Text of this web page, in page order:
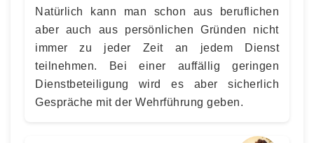
Natürlich kann man schon aus beruflichen
aber auch aus persönlichen Gründen nicht
immer zu jeder Zeit an jedem Dienst
teilnehmen. Bei einer auffällig geringen
Dienstbeteiligung wird es aber sicherlich
Gespräche mit der Wehrführung geben.